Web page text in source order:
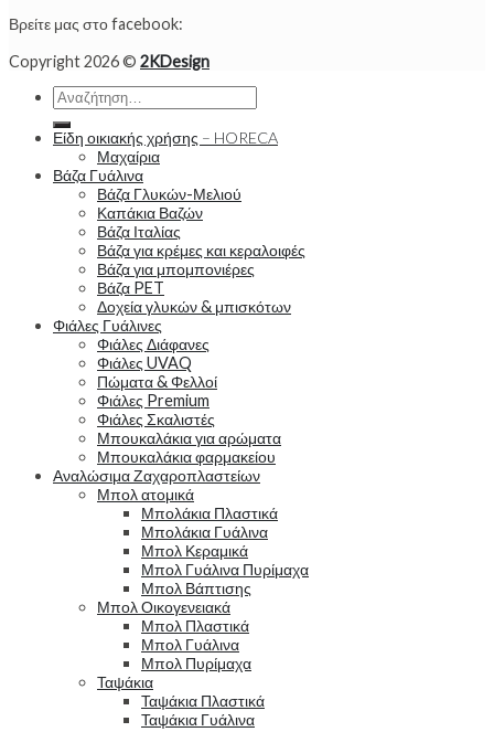
Βρείτε μας στο facebook:
Copyright 2026 © 2KDesign
Αναζήτηση
για:
Είδη οικιακής χρήσης – HORECA
Μαχαίρια
Βάζα Γυάλινα
Βάζα Γλυκών-Μελιού
Καπάκια Βαζών
Βάζα Ιταλίας
Βάζα για κρέμες και κεραλοιφές
Βάζα για μπομπονιέρες
Βάζα PET
Δοχεία γλυκών & μπισκότων
Φιάλες Γυάλινες
Φιάλες Διάφανες
Φιάλες UVAQ
Πώματα & Φελλοί
Φιάλες Premium
Φιάλες Σκαλιστές
Μπουκαλάκια για αρώματα
Μπουκαλάκια φαρμακείου
Αναλώσιμα Ζαχαροπλαστείων
Μπολ ατομικά
Μπολάκια Πλαστικά
Μπολάκια Γυάλινα
Μπολ Κεραμικά
Μπολ Γυάλινα Πυρίμαχα
Μπολ Βάπτισης
Μπολ Οικογενειακά
Μπολ Πλαστικά
Μπολ Γυάλινα
Μπολ Πυρίμαχα
Ταψάκια
Ταψάκια Πλαστικά
Ταψάκια Γυάλινα